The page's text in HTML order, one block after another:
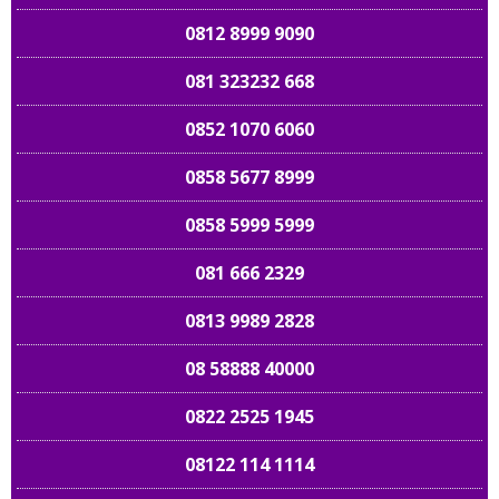
0812 8999 9090
081 323232 668
0852 1070 6060
0858 5677 8999
0858 5999 5999
081 666 2329
0813 9989 2828
08 58888 40000
0822 2525 1945
08122 114 1114